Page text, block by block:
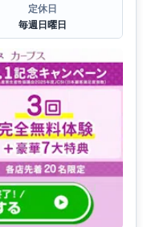
定休日
毎週日曜日